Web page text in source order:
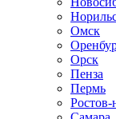
Омск
Орск
Пенза
Пермь